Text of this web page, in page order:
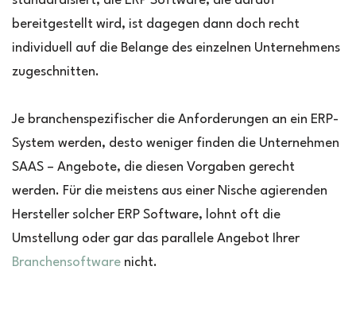
bereitgestellt wird, ist dagegen dann doch recht
individuell auf die Belange des einzelnen Unternehmens
zugeschnitten.
Je branchenspezifischer die Anforderungen an ein ERP-
System werden, desto weniger finden die Unternehmen
SAAS – Angebote, die diesen Vorgaben gerecht
werden. Für die meistens aus einer Nische agierenden
Hersteller solcher ERP Software, lohnt oft die
Umstellung oder gar das parallele Angebot Ihrer
Branchensoftware nicht.